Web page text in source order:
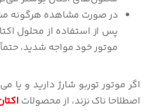
در صورت مشاهده هرگونه
پس از استفاده از محلول
موتور خود مواجه شدید،
اگر موتور توربو شارژ دارید و
اصطلاحا ناک نزند، از محصولات